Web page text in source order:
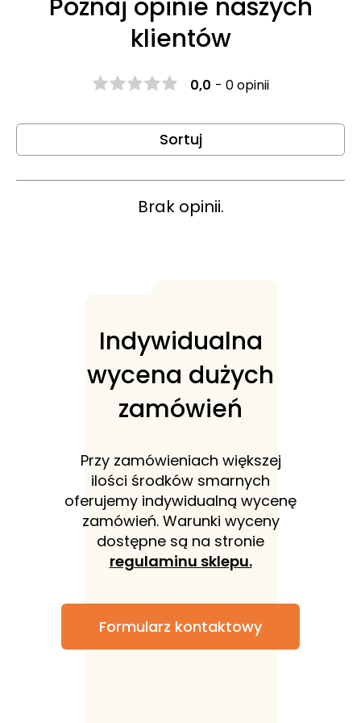
Poznaj opinie naszych
klientów
0,0 -0 opinii
Sortuj
Brak opinii.
Indywidualna
wycena dużych
zamówień
Przy zamówieniach większej
ilości środków smarnych
oferujemy indywidualną wycenę
zamówień. Warunki wyceny
dostępne są na stronie
regulaminu sklepu.
Formularz kontaktowy